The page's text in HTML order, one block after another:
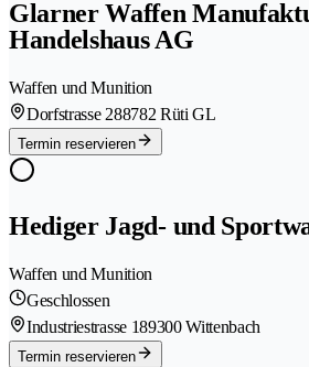
Glarner Waffen
Handelshaus AG
Waffen und Munition
Dorfstrasse 288782 Rüti GL
Termin reservieren
Hediger Jagd- und
Waffen und Munition
Geschlossen
Industriestrasse 189300 Wittenbach
Termin reservieren